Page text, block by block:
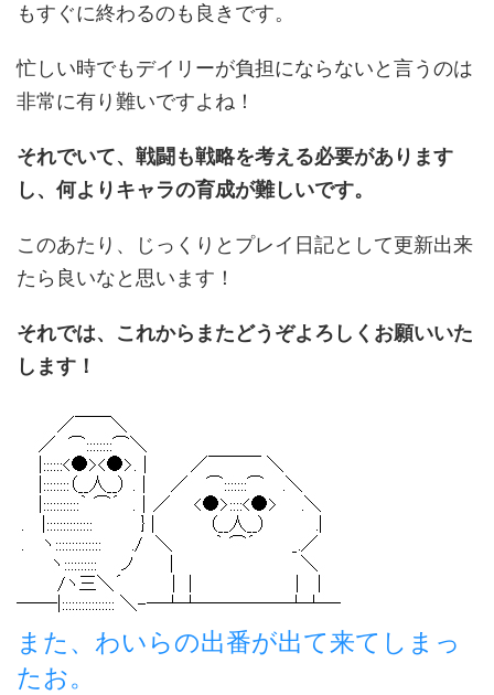
もすぐに終わるのも良きです。
忙しい時でもデイリーが負担にならないと言うのは
非常に有り難いですよね！
それでいて、戦闘も戦略を考える必要があります
し、何よりキャラの育成が難しいです。
このあたり、じっくりとプレイ日記として更新出来
たら良いなと思います！
それでは、これからまたどうぞよろしくお願いいた
します！
また、わいらの出番が出て来てしまっ
たお。